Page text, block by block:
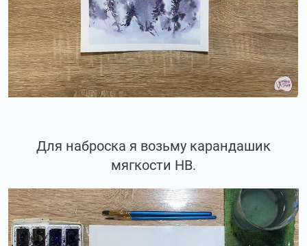
Для наброска я возьму карандашик
мягкости НВ.